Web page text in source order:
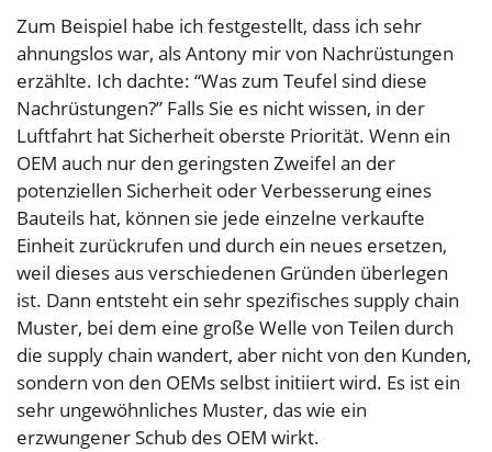
Zum Beispiel habe ich festgestellt, dass ich sehr
ahnungslos war, als Antony mir von Nachrüstungen
erzählte. Ich dachte: “Was zum Teufel sind diese
Nachrüstungen?” Falls Sie es nicht wissen, in der
Luftfahrt hat Sicherheit oberste Priorität. Wenn ein
OEM auch nur den geringsten Zweifel an der
potenziellen Sicherheit oder Verbesserung eines
Bauteils hat, können sie jede einzelne verkaufte
Einheit zurückrufen und durch ein neues ersetzen,
weil dieses aus verschiedenen Gründen überlegen
ist. Dann entsteht ein sehr spezifisches supply chain
Muster, bei dem eine große Welle von Teilen durch
die supply chain wandert, aber nicht von den Kunden,
sondern von den OEMs selbst initiiert wird. Es ist ein
sehr ungewöhnliches Muster, das wie ein
erzwungener Schub des OEM wirkt.